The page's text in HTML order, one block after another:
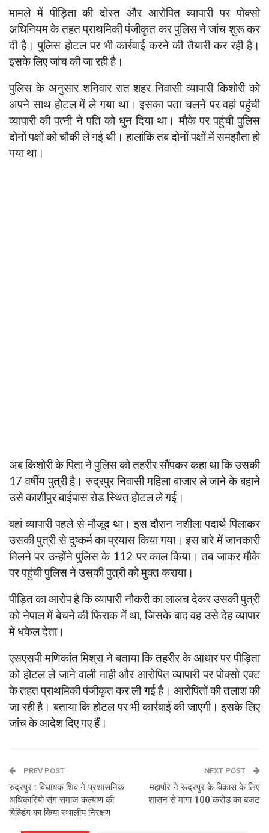
मामले में पीड़िता की दोस्त और आरोपित व्यापारी पर पोक्सो
अधिनियम के तहत प्राथमिकी पंजीकृत कर पुलिस ने जांच शुरू कर
दी है। पुलिस होटल पर भी कार्रवाई करने की तैयारी कर रही है।
इसके लिए जांच की जा रही है।
पुलिस के अनुसार शनिवार रात शहर निवासी व्यापारी किशोरी को
अपने साथ होटल में ले गया था। इसका पता चलने पर वहां पहुंची
व्यापारी की पत्नी ने पति को धुन दिया था। मौके पर पहुंची पुलिस
दोनों पक्षों को चौकी ले गई थी। हालांकि तब दोनों पक्षों में समझौता हो
गया था।
अब किशोरी के पिता ने पुलिस को तहरीर सौंपकर कहा था कि उसकी
17 वर्षीय पुत्री है। रुद्रपुर निवासी महिला बाजार ले जाने के बहाने
उसे काशीपुर बाईपास रोड स्थित होटल ले गई।
वहां व्यापारी पहले से मौजूद था। इस दौरान नशीला पदार्थ पिलाकर
उसकी पुत्री से दुष्कर्म का प्रयास किया गया। इस बारे में जानकारी
मिलने पर उन्होंने पुलिस के 112 पर काल किया। तब जाकर मौके
पर पहुंची पुलिस ने उसकी पुत्री को मुक्त कराया।
पीड़ित का आरोप है कि व्यापारी नौकरी का लालच देकर उसकी पुत्री
को नेपाल में बेचने की फिराक में था, जिसके बाद वह उसे देह व्यापार
में धकेल देता।
एसएसपी मणिकांत मिश्रा ने बताया कि तहरीर के आधार पर पीड़िता
को होटल ले जाने वाली माही और आरोपित व्यापारी पर पोक्सो एक्ट
के तहत प्राथमिकी पंजीकृत कर ली गई है। आरोपितों की तलाश की
जा रही है। बताया कि होटल पर भी कार्रवाई की जाएगी। इसके लिए
जांच के आदेश दिए गए हैं।
PREV POST
रुद्रपुर : विधायक शिव ने प्रशासनिक
अधिकारियो संग समाज कल्याण की
बिल्डिंग का किया स्थालीय निरक्षण
NEXT POST
महापौर ने रूद्रपुर के विकास के लिए
शासन से मांगा 100 करोड़ का बजट